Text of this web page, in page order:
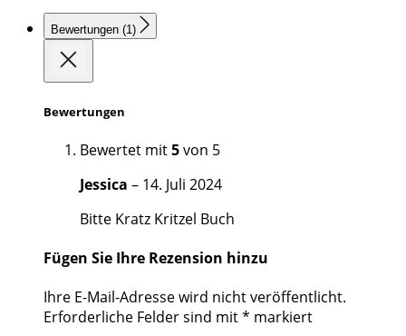
Bewertungen (1)
Bewertungen
Bewertet mit5von 5
Jessica – 14. Juli 2024
Bitte Kratz Kritzel Buch
Fügen Sie Ihre Rezension hinzu
Ihre E-Mail-Adresse wird nicht veröffentlicht.
Erforderliche Felder sind mit* markiert